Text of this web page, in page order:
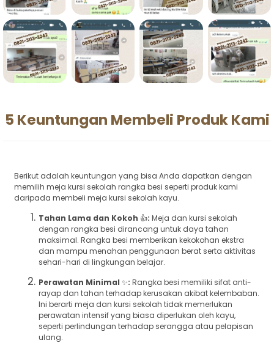
5 Keuntungan Membeli Produk Kami
Berikut adalah keuntungan yang bisa Anda dapatkan dengan
memilih meja kursi sekolah rangka besi seperti produk kami
daripada membeli meja kursi sekolah kayu.
Tahan Lama dan Kokoh 👍: Meja dan kursi sekolah
dengan rangka besi dirancang untuk daya tahan
maksimal. Rangka besi memberikan kekokohan ekstra
dan mampu menahan penggunaan berat serta aktivitas
sehari-hari di lingkungan belajar.
Perawatan Minimal ✨: Rangka besi memiliki sifat anti-
rayap dan tahan terhadap kerusakan akibat kelembaban.
Ini berarti meja dan kursi sekolah tidak memerlukan
perawatan intensif yang biasa diperlukan oleh kayu,
seperti perlindungan terhadap serangga atau pelapisan
ulang.